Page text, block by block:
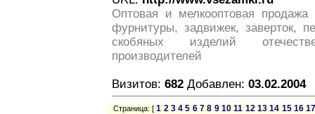
Оптовая и мелкооптовая продажа
фурнитуры, задвижек, заверток,
скобяных изделий
производителей
Визитов: 682 Добавлен: 03.02.2004
Страница: [1 2 3 4 5 6 7 8 9 10 11 12 13 14 15 16